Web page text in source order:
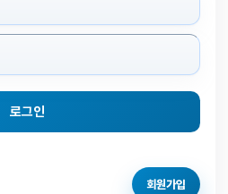
로그인
회원가입